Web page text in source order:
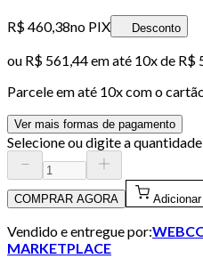
R$ 460,38no PIX Desconto
ou R$ 561,44em até 10x de R$
Parcele em até 10x com o
Ver mais formas de pagamento
Selecione ou digite a
COMPRAR AGORA
Vendido e entregue por:
MARKETPLACE